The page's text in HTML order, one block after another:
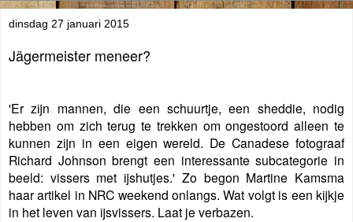
dinsdag 27 januari 2015
Jägermeister meneer?
'Er zijn mannen, die een schuurtje, een sheddie, nodig
hebben om zich terug te trekken om ongestoord alleen te
kunnen zijn in een eigen wereld. De Canadese fotograaf
Richard Johnson brengt een interessante subcategorie in
beeld: vissers met ijshutjes.' Zo begon Martine Kamsma
haar artikel in NRC weekend onlangs. Wat volgt is een kijkje
in het leven van ijsvissers. Laat je verbazen.